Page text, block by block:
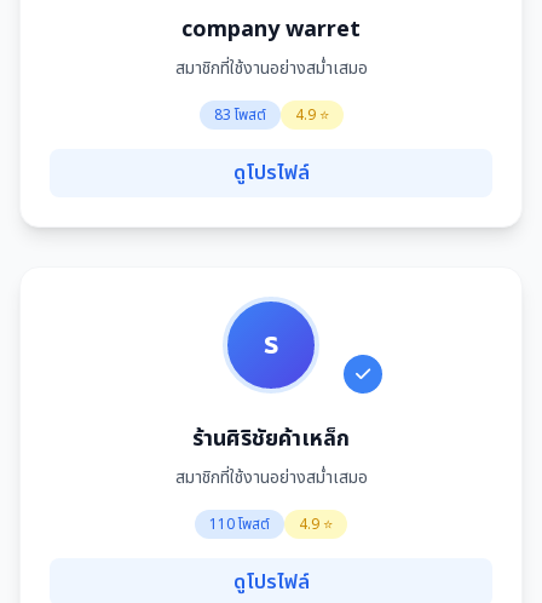
company warret
สมาชิกที่ใช้งานอย่างสม่ำเสมอ
83 โพสต์ 4.9 ⭐
ดูโปรไฟล์
ร
ร้านศิริชัยค้าเหล็ก
สมาชิกที่ใช้งานอย่างสม่ำเสมอ
110 โพสต์ 4.9 ⭐
ดูโปรไฟล์